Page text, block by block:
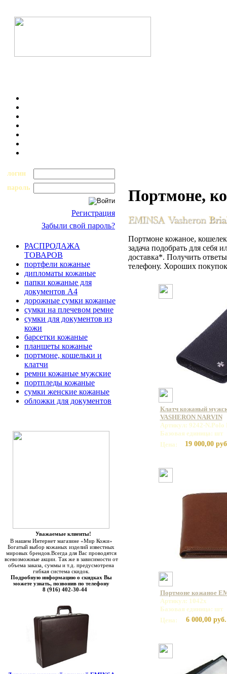
логин
пароль
Регистрация
Забыли свой пароль?
РАСПРОДАЖА
ТОВАРОВ
портфели кожаные
дипломаты кожаные
папки кожаные для
документов А4
дорожные сумки кожаные
сумки на плечевом ремне
сумки для документов из
кожи
барсетки кожаные
планшеты кожаные
портмоне, кошельки и
клатчи
ремни кожаные мужские
портпледы кожаные
сумки женские кожаные
обложки для документов
Уважаемые клиенты!
В нашем Интернет магазине «Мир Кожи»
Богатый выбор кожаных изделий известных
мировых брендов.Всегда для Вас проводятся
всевозможные акции. Так же в зависимости от
объема заказа, суммы и т.д. предусмотрена
гибкая система скидок.
Подробную информацию о скидках Вы
можете узнать, позвонив по телефону
8 (916) 402-30-44
Портмоне,
Портмоне кожаное,
задача подобрать для себя
доставка*. Получить
телефону. Хороших
Клатч кожаный
VASHERON NARVIN
Артикул: 9242-N.Polo
Базовая единица: шт
Цена:
19 000,00
Портмоне кожаное
Артикул: 1042x
Базовая единица: шт
Цена:
6 000,00 руб.